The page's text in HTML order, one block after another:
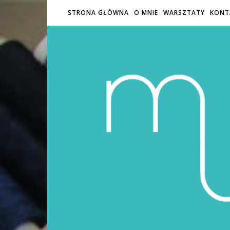
STRONA GŁÓWNA O MNIE WARSZTATY